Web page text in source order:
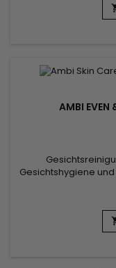
AMBI EVEN
Gesichtshygiene
gründlich, reinigt
reduziert das
Teint ein